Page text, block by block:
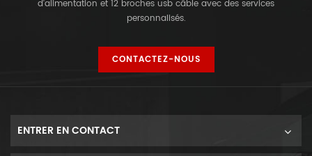
d'alimentation et 12 broches usb câble avec des services
personnalisés.
CONTACTEZ-NOUS
ENTRER EN CONTACT